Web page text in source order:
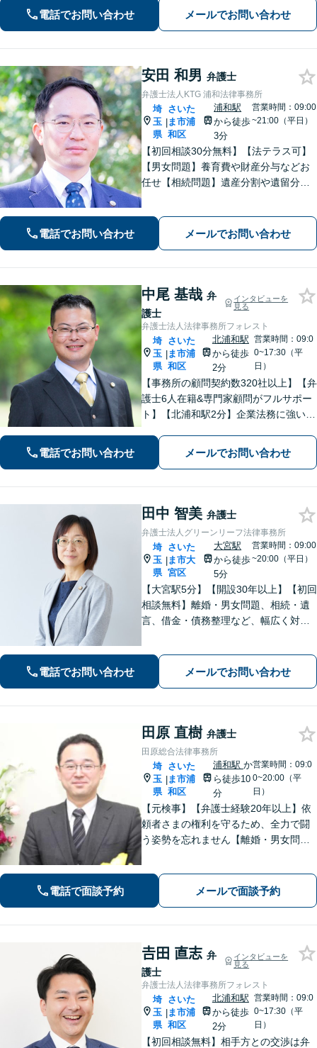
対応(法律相談は完全予約制)】各分野で
専門性の高い弁護士が寄り添い解決を
電話でお問い合わせ メールでお問い合わせ
安田 和男 弁護士
弁護士法人KTG 浦和法律事務所
埼
玉
県
|
さいた
ま市浦
和区
浦和駅
から徒歩
3分
営業時間：09:00
~21:00（平日）
【初回相談30分無料】【法テラス可】
【男女問題】養育費や財産分与などお
任せ【相続問題】遺産分割や遺留分、
も的確に解決【休日・夜間面談可】
【浦和駅3分】
電話でお問い合わせ メールでお問い合わせ
中尾 基哉 弁
護士
インタビューを
見る
弁護士法人法律事務所フォレスト
埼
玉
県
|
さいた
ま市浦
和区
北浦和駅
から徒歩
2分
営業時間：09:0
0~17:30（平
日）
【事務所の顧問契約数320社以上】【弁
護士6人在籍&専門家顧問がフルサポー
ト】【北浦和駅2分】企業法務に強い弁
動産などに対応します。中小企業さ
ま、個人事業主さまからのご相談に注
電話でお問い合わせ メールでお問い合わせ
田中 智美 弁護士
弁護士法人グリーンリーフ法律事務所
埼
玉
県
|
さいた
ま市大
宮区
大宮駅
から徒歩
5分
営業時間：09:00
~20:00（平日）
【大宮駅5分】【開設30年以上】【初回
相談無料】離婚・男女問題、相続・遺
言、借金・債務整理など、幅広く対応
いたしますので、お気軽にご相談くだ
さい。【電話相談可】【休日・夜間対
電話でお問い合わせ メールでお問い合わせ
田原 直樹 弁護士
田原総合法律事務所
埼
玉
県
|
さいた
ま市浦
和区
浦和駅 か
ら徒歩10
分
営業時間：09:0
0~20:00（平
日）
【元検事】【弁護士経験20年以上】依
頼者さまの権利を守るため、全力で闘
う姿勢を忘れません【離婚・男女問
分・遺留分にも積極的に対応【夜間／
休日の相談可能】
電話で面談予約 メールで面談予約
𠮷田 直志 弁
護士
インタビューを
見る
弁護士法人法律事務所フォレスト
埼
玉
県
|
さいた
ま市浦
和区
北浦和駅
から徒歩
2分
営業時間：09:0
0~17:30（平
日）
【初回相談無料】相手方との交渉は弁